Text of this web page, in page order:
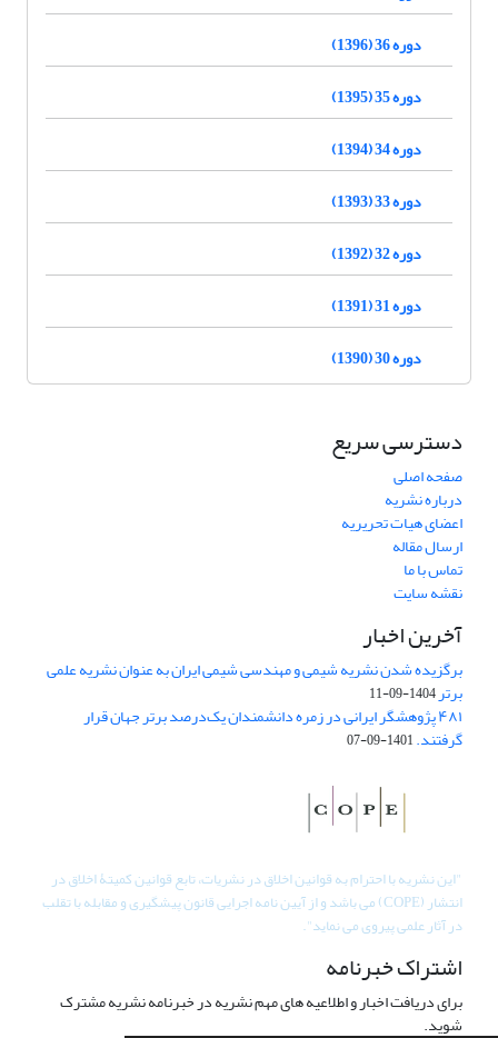
دوره 36 (1396)
دوره 35 (1395)
دوره 34 (1394)
دوره 33 (1393)
دوره 32 (1392)
دوره 31 (1391)
دوره 30 (1390)
دسترسی سریع
صفحه اصلی
درباره نشریه
اعضای هیات تحریریه
ارسال مقاله
تماس با ما
نقشه سایت
آخرین اخبار
برگزیده شدن نشریه شیمی و مهندسی شیمی ایران به عنوان نشریه علمی
برتر1404-09-11
۴۸۱ پژوهشگر ایرانی در زمره دانشمندان یک‌درصد برتر جهان قرار
گرفتند.1401-09-07
"این نشریه با احترام به قوانین اخلاق در نشریات، تابع قوانین کمیتۀ اخلاق در
انتشار (COPE) می باشد و از آیین نامه اجرایی قانون پیشگیری و مقابله با تقلب
در آثار علمی پیروی می نماید".
اشتراک خبرنامه
برای دریافت اخبار و اطلاعیه های مهم نشریه در خبرنامه نشریه مشترک
شوید.